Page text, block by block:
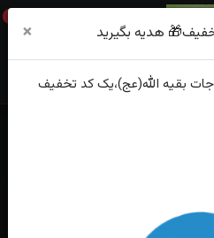
0
طرح ذوالفقار
هدیه بگیرید ×
بقیه الله(عج)،یک کد تخفیف